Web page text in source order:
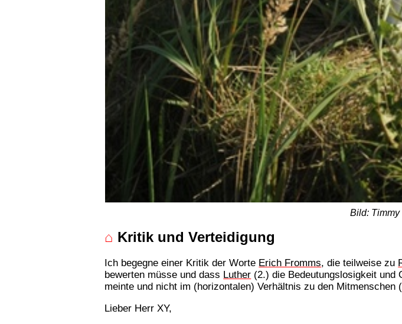
Bild: Timmy
⌂ Kritik und Verteidigung
Ich begegne einer Kritik der Worte Erich Fromms, die teilweise zu
bewerten müsse und dass Luther (2.) die Bedeutungslosigkeit und
meinte und nicht im (horizontalen) Verhältnis zu den Mitmenschen
Lieber Herr XY,